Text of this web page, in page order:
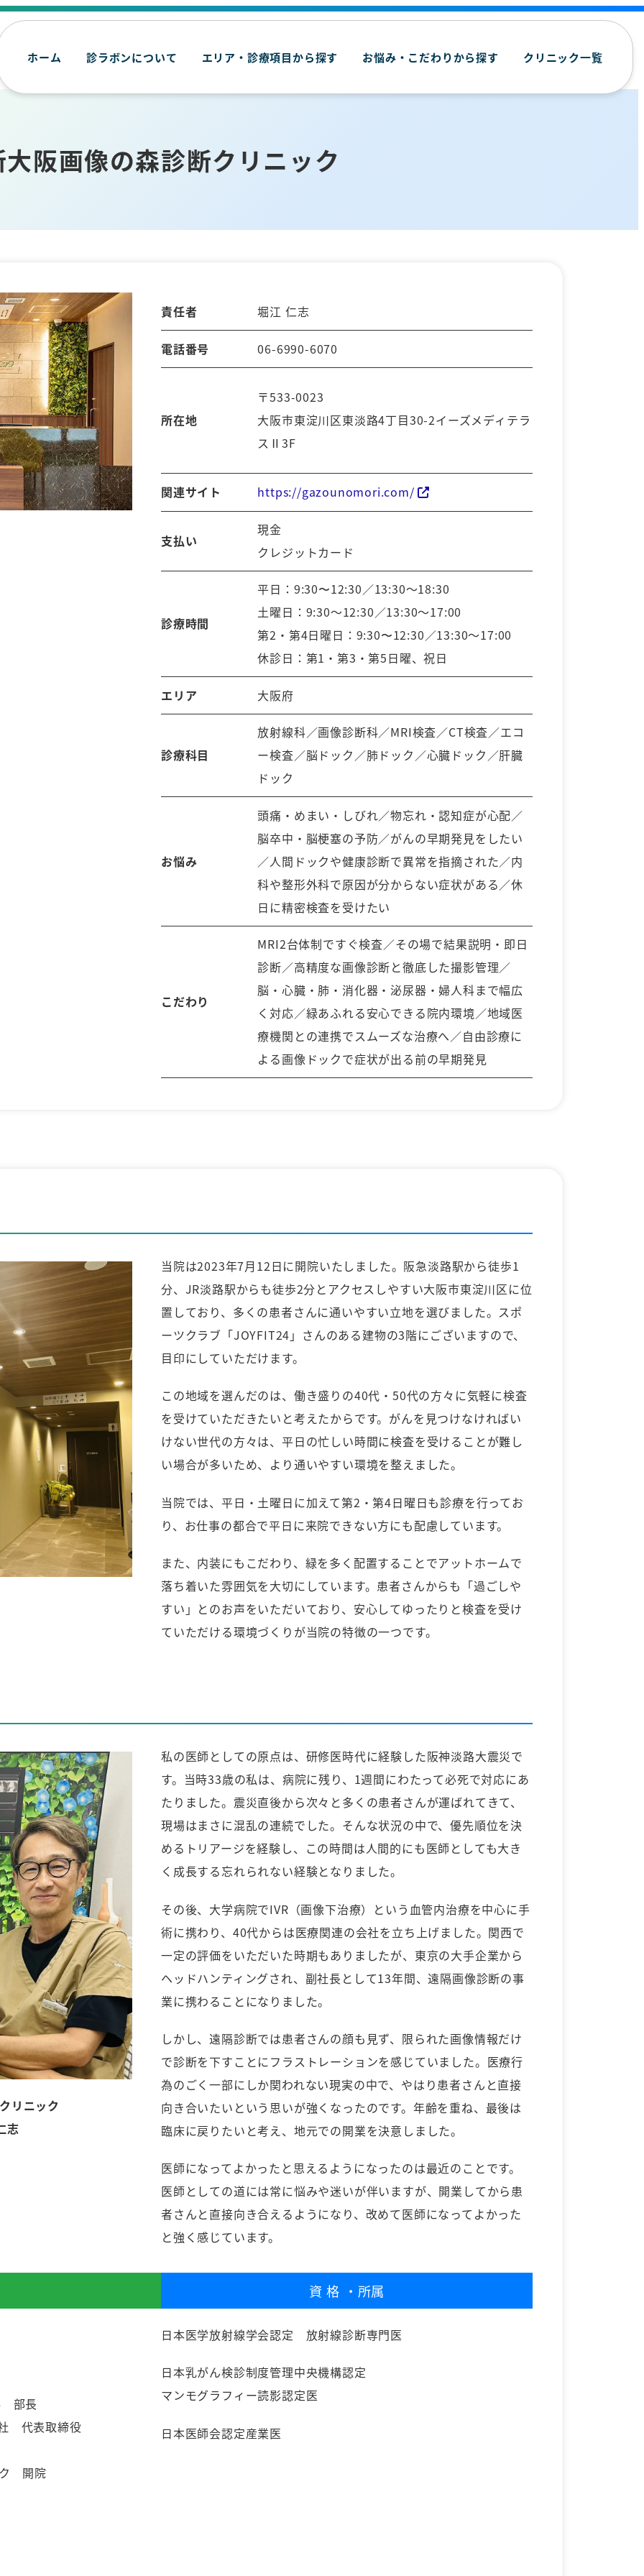
ホーム 診ラボンについて エリア・診療項目から探す お悩み・こだわりから探す クリニック一覧
大阪画像の森診断クリニック
責任者 堀江 仁志
電話番号 06-6990-6070
所在地
〒533-0023
大阪市東淀川区東淡路4丁目30-2イーズメディテラ
スⅡ3F
関連サイト https://gazounomori.com/
支払い
現金
クレジットカード
診療時間
平日：9:30〜12:30／13:30～18:30
土曜日：9:30～12:30／13:30～17:00
第2・第4日曜日：9:30〜12:30／13:30～17:00
休診日：第1・第3・第5日曜、祝日
エリア 大阪府
診療科目
放射線科／画像診断科／MRI検査／CT検査／エコ
ー検査／脳ドック／肺ドック／心臓ドック／肝臓
ドック
お悩み
頭痛・めまい・しびれ／物忘れ・認知症が心配／
脳卒中・脳梗塞の予防／がんの早期発見をしたい
／人間ドックや健康診断で異常を指摘された／内
科や整形外科で原因が分からない症状がある／休
日に精密検査を受けたい
こだわり
MRI2台体制ですぐ検査／その場で結果説明・即日
診断／高精度な画像診断と徹底した撮影管理／
脳・心臓・肺・消化器・泌尿器・婦人科まで幅広
く対応／緑あふれる安心できる院内環境／地域医
療機関との連携でスムーズな治療へ／自由診療に
よる画像ドックで症状が出る前の早期発見
当院は2023年7月12日に開院いたしました。阪急淡路駅から徒歩1
分、JR淡路駅からも徒歩2分とアクセスしやすい大阪市東淀川区に位
置しており、多くの患者さんに通いやすい立地を選びました。スポ
ーツクラブ「JOYFIT24」さんのある建物の3階にございますので、
目印にしていただけます。
この地域を選んだのは、働き盛りの40代・50代の方々に気軽に検査
を受けていただきたいと考えたからです。がんを見つけなければい
けない世代の方々は、平日の忙しい時間に検査を受けることが難し
い場合が多いため、より通いやすい環境を整えました。
当院では、平日・土曜日に加えて第2・第4日曜日も診療を行ってお
り、お仕事の都合で平日に来院できない方にも配慮しています。
また、内装にもこだわり、緑を多く配置することでアットホームで
落ち着いた雰囲気を大切にしています。患者さんからも「過ごしや
すい」とのお声をいただいており、安心してゆったりと検査を受け
ていただける環境づくりが当院の特徴の一つです。
リニック
志
私の医師としての原点は、研修医時代に経験した阪神淡路大震災で
す。当時33歳の私は、病院に残り、1週間にわたって必死で対応にあ
たりました。震災直後から次々と多くの患者さんが運ばれてきて、
現場はまさに混乱の連続でした。そんな状況の中で、優先順位を決
めるトリアージを経験し、この時間は人間的にも医師としても大き
く成長する忘れられない経験となりました。
その後、大学病院でIVR（画像下治療）という血管内治療を中心に手
術に携わり、40代からは医療関連の会社を立ち上げました。関西で
一定の評価をいただいた時期もありましたが、東京の大手企業から
ヘッドハンティングされ、副社長として13年間、遠隔画像診断の事
業に携わることになりました。
しかし、遠隔診断では患者さんの顔も見ず、限られた画像情報だけ
で診断を下すことにフラストレーションを感じていました。医療行
為のごく一部にしか関われない現実の中で、やはり患者さんと直接
向き合いたいという思いが強くなったのです。年齢を重ね、最後は
臨床に戻りたいと考え、地元での開業を決意しました。
医師になってよかったと思えるようになったのは最近のことです。
医師としての道には常に悩みや迷いが伴いますが、開業してから患
者さんと直接向き合えるようになり、改めて医師になってよかった
と強く感じています。
部長
代表取締役
開院
資格 ・所属
日本医学放射線学会認定 放射線診断専門医
日本乳がん検診制度管理中央機構認定
マンモグラフィー読影認定医
日本医師会認定産業医